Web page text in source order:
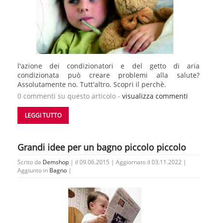
l'azione dei condizionatori e del getto di aria
condizionata può creare problemi alla salute?
Assolutamente no. Tutt'altro. Scopri il perchè.
0 commenti su questo articolo - visualizza commenti
LEGGI TUTTO
Grandi idee per un bagno piccolo piccolo
Scrito da Demshop | il 09.06.2015 | Aggiornato il 03.11.2022 |
Aggiunto in Bagno |